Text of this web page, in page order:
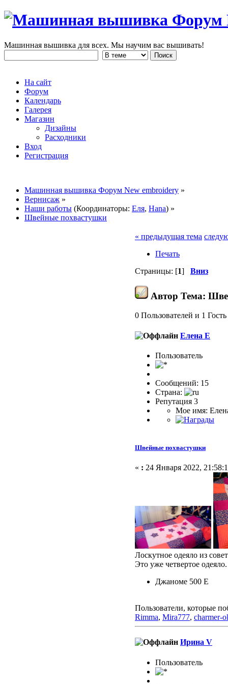
Машинная вышивка для всех. Мы научим вас вышивать!
На сайт
Форум
Календарь
Галерея
Магазин
Дизайны
Расходники
Вход
Регистрация
Машинная вышивка Форум New embroidery »
Вернисаж »
Наши работы (Координаторы: Еля, Hana) »
Швейные похвастушки
« предыдущая тема
Печать
Страницы: [1] Вниз
Автор Тема:
0 Пользователей и 1
Елена Е
Пользоватeль
Сообщений: 15
Страна:
Репутация 3
Мое имя:
Швейные похвастушки
« : 24 Января 2022,
Лоскутное одеяло из
Это уже четвертое
Джаноме 500 Е
Пользователи, которые
Rimma, Mira777, charmer-
Ирина V
Пользовaтeль